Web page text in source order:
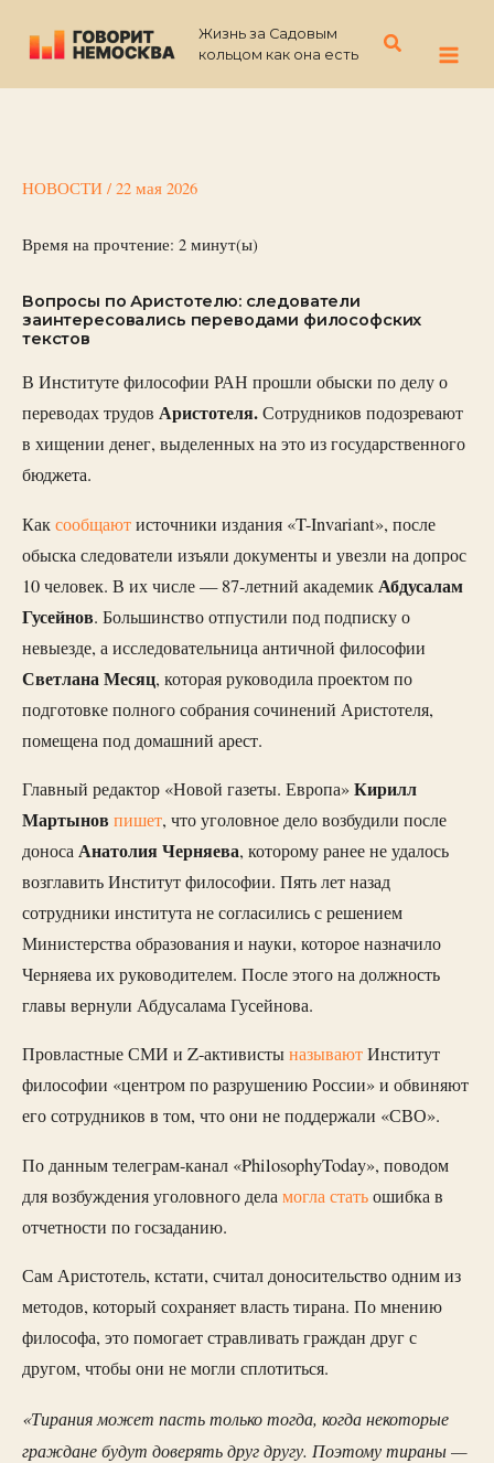
содержимому
Жизнь за Садовым
кольцом как она есть
Поиск
НОВОСТИ / 22 мая 2026
Время на прочтение: 2 минут(ы)
Вопросы по Аристотелю: следователи
заинтересовались переводами философских
текстов
В Институте философии РАН прошли обыски по делу о
переводах трудов Аристотеля.Сотрудников подозревают
в хищении денег, выделенных на это из государственного
бюджета.
Каксообщаютисточники издания «T-Invariant», после
обыска следователи изъяли документы и увезли на допрос
10 человек. В их числе — 87-летний академикАбдусалам
Гусейнов. Большинство отпустили под подписку о
невыезде, а исследовательница античной философии
Светлана Месяц, которая руководила проектом по
подготовке полного собрания сочинений Аристотеля,
помещена под домашний арест.
Главный редактор «Новой газеты. Европа» Кирилл
Мартынов пишет, что уголовное дело возбудили после
доносаАнатолия Черняева, которому ранее не удалось
возглавить Институт философии. Пять лет назад
сотрудники института не согласились с решением
Министерства образования и науки, которое назначило
Черняева их руководителем. После этого на должность
главы вернули Абдусалама Гусейнова.
Провластные СМИ и Z-активистыназываютИнститут
философии «центром по разрушению России» и обвиняют
его сотрудников в том, что они не поддержали «СВО».
По данным телеграм-канал «PhilosophyToday», поводом
для возбуждения уголовного деламогла статьошибка в
отчетности по госзаданию.
Сам Аристотель, кстати, считал доносительство одним из
методов, который сохраняет власть тирана. По мнению
философа, это помогает стравливать граждан друг с
другом, чтобы они не могли сплотиться.
«Тирания может пасть только тогда, когда некоторые
граждане будут доверять друг другу. Поэтому тираны —